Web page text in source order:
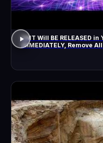
DMT Will BE RELEASED
IMMEDIATELY, Remove